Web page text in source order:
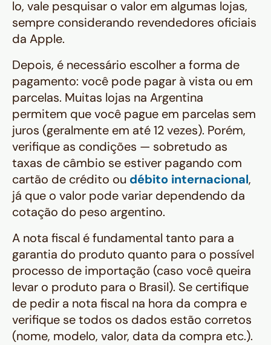
lo, vale pesquisar o valor em algumas lojas,
sempre considerando revendedores oficiais
da Apple.
Depois, é necessário escolher a forma de
pagamento: você pode pagar à vista ou em
parcelas. Muitas lojas na Argentina
permitem que você pague em parcelas sem
juros (geralmente em até 12 vezes). Porém,
verifique as condições — sobretudo as
taxas de câmbio se estiver pagando com
cartão de crédito ou débito internacional,
já que o valor pode variar dependendo da
cotação do peso argentino.
A nota fiscal é fundamental tanto para a
garantia do produto quanto para o possível
processo de importação (caso você queira
levar o produto para o Brasil). Se certifique
de pedir a nota fiscal na hora da compra e
verifique se todos os dados estão corretos
(nome, modelo, valor, data da compra etc.).